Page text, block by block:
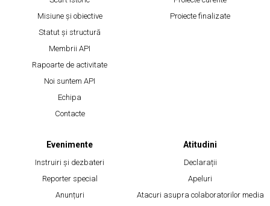
Misiune și obiective
Statut și structură
Membrii API
Rapoarte de activitate
Noi suntem API
Echipa
Contacte
Proiecte finalizate
Evenimente
Instruiri și dezbateri
Reporter special
Anunțuri
Atitudini
Declarații
Apeluri
Atacuri asupra colaboratorilor media